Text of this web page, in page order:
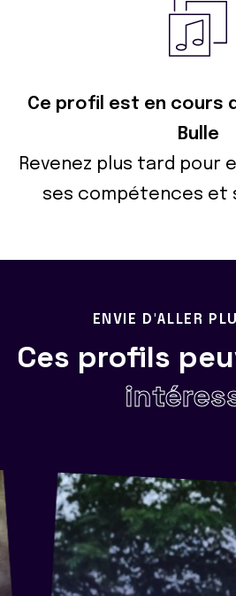
Ce profil est en cours
Bulle
Revenez plus tard pour
ses compétences et
ENVIE D'ALLER
Ces profils